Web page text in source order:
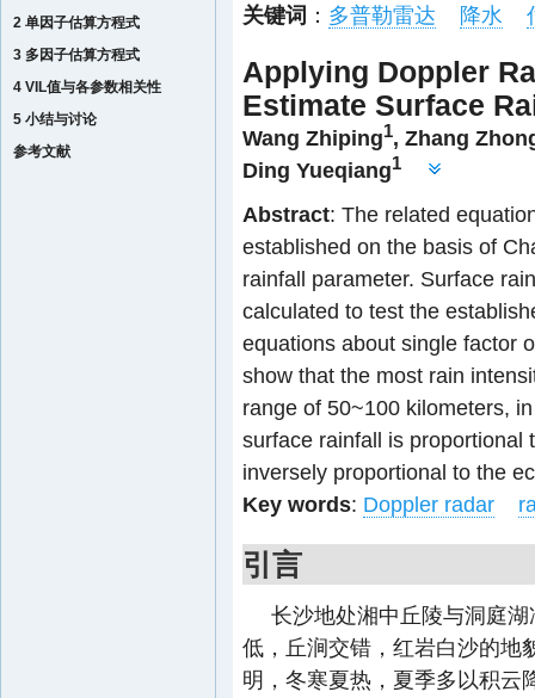
2 单因子估算方程式
3 多因子估算方程式
4 VIL值与各参数相关性
5 小结与讨论
参考文献
关键词 ： 多普勒雷达 降水
Applying Doppler
Estimate Surface
Wang Zhiping1, Zhang
Ding Yueqiang1
Abstract: The related
established on the basis of
rainfall parameter. Surface
calculated to test the
equations about single factor
show that the most rain
range of 50~100 kilometers,
surface rainfall is proportional
inversely proportional to the
Key words: Doppler radar
引言
长沙地处湘中丘陵与洞庭
低，丘涧交错，红岩白沙的地
明，冬寒夏热，夏季多以积云